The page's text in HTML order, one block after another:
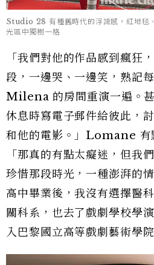
Studio 28 有種舊時代的浮誇感，紅地毯
光區中獨樹一格
「我們對他的作品感到瘋狂
段，一邊哭、一邊笑，熟記
Milena 的房間重演一遍。
休息時寫電子郵件給彼此
和他的電影。」Lomane 有
「那真的有點太癡迷，但我
珍惜那段時光，一種澎湃的
高中畢業後，我沒有選擇醫
關科系，也去了戲劇學校學
入巴黎國立高等戲劇藝術學院